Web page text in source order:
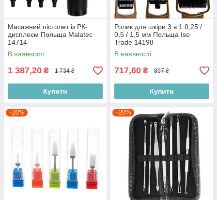
Масажний пістолет із РК-
дисплеєм Польща Malatec
14714
В наявності
1 387,20 ₴ 1 734 ₴
Купити
Ролик для шкіри 3 в 1 0,25 /
0,5 / 1,5 мм Польща Iso
Trade 14198
В наявності
717,60 ₴ 897 ₴
Купити
–20% –20%